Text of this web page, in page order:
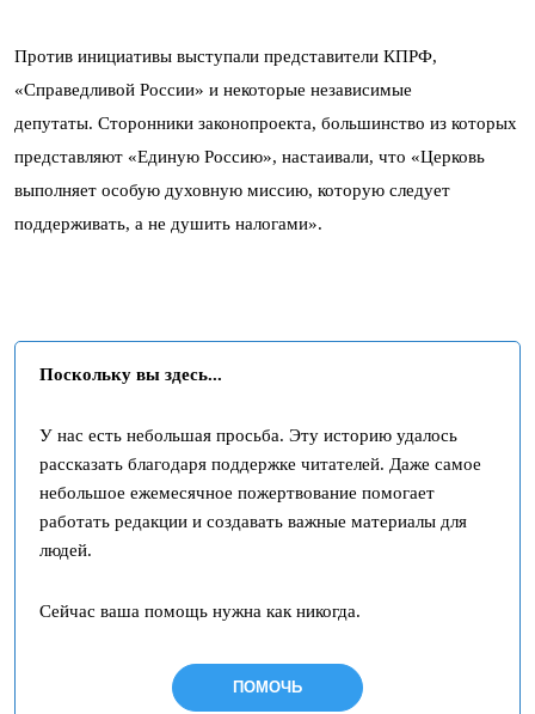
Против инициативы выступали представители КПРФ,
«Справедливой России» и некоторые независимые
депутаты. Сторонники законопроекта, большинство из которых
представляют «Единую Россию», настаивали, что «Церковь
выполняет особую духовную миссию, которую следует
поддерживать, а не душить налогами».
Поскольку вы здесь...
У нас есть небольшая просьба. Эту историю удалось
рассказать благодаря поддержке читателей. Даже самое
небольшое ежемесячное пожертвование помогает
работать редакции и создавать важные материалы для
людей.
Сейчас ваша помощь нужна как никогда.
ПОМОЧЬ